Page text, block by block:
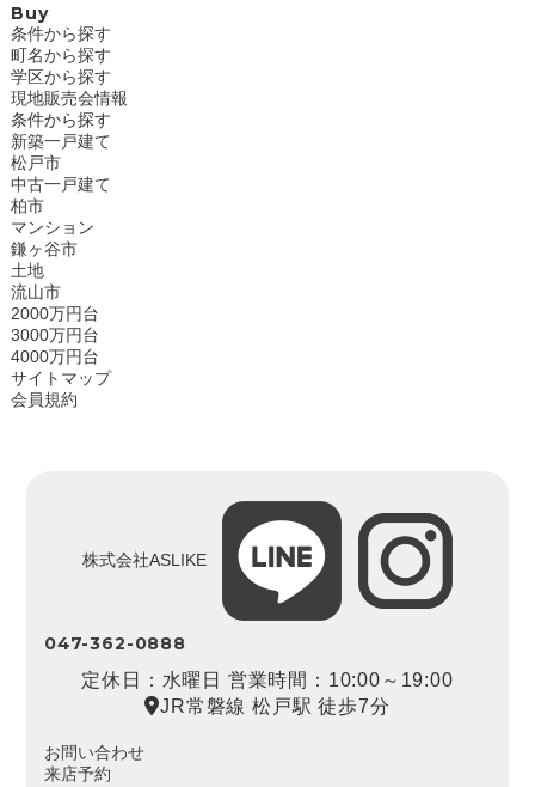
Buy
条件から探す
町名から探す
学区から探す
現地販売会情報
条件から探す
新築一戸建て
松戸市
中古一戸建て
柏市
マンション
鎌ヶ谷市
土地
流山市
2000万円台
3000万円台
4000万円台
サイトマップ
会員規約
株式会社ASLIKE
047-362-0888
定休日：水曜日 営業時間：10:00～19:00
JR常磐線 松戸駅 徒歩7分
お問い合わせ
来店予約